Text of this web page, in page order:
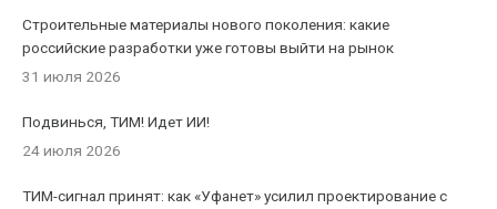
Строительные материалы нового поколения: какие
российские разработки уже готовы выйти на рынок
31 июля 2026
Подвинься, ТИМ! Идет ИИ!
24 июля 2026
ТИМ-сигнал принят: как «Уфанет» усилил проектирование с